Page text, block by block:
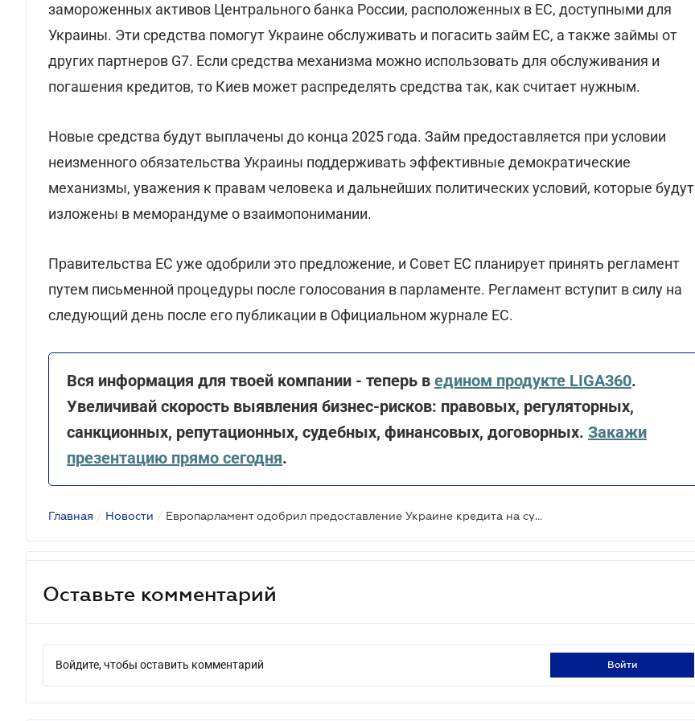
замороженных активов Центрального банка России, расположенных в ЕС, доступными для
Украины. Эти средства помогут Украине обслуживать и погасить займ ЕС, а также займы от
других партнеров G7. Если средства механизма можно использовать для обслуживания и
погашения кредитов, то Киев может распределять средства так, как считает нужным.
Новые средства будут выплачены до конца 2025 года. Займ предоставляется при условии
неизменного обязательства Украины поддерживать эффективные демократические
механизмы, уважения к правам человека и дальнейших политических условий, которые будут
изложены в меморандуме о взаимопонимании.
Правительства ЕС уже одобрили это предложение, и Совет ЕС планирует принять регламент
путем письменной процедуры после голосования в парламенте. Регламент вступит в силу на
следующий день после его публикации в Официальном журнале ЕС.
Вся информация для твоей компании - теперь в едином продукте LIGA360.
Увеличивай скорость выявления бизнес-рисков: правовых, регуляторных,
санкционных, репутационных, судебных, финансовых, договорных. Закажи
презентацию прямо сегодня.
Главная / Новости / Европарламент одобрил предоставление Украине кредита на сумму до 35 миллиардов евро под залог российских активов
Оставьте комментарий
Войдите, чтобы оставить комментарий войти